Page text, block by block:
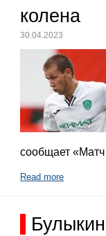
колена
30.04.2023
сообщает
Read more